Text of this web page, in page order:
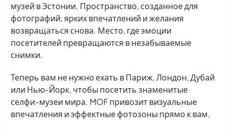
музей в Эстонии. Пространство, созданное для
фотографий, ярких впечатлений и желания
возвращаться снова. Место, где эмоции
посетителей превращаются в незабываемые
снимки.
Теперь вам не нужно ехать в Париж, Лондон, Дубай
или Нью-Йорк, чтобы посетить знаменитые
селфи-музеи мира. MOF привозит визуальные
впечатления и эффектные фотозоны прямо к вам.